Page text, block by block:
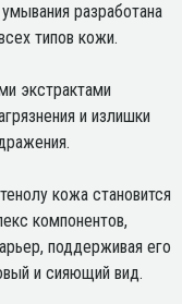
разработана
типов кожи.
экстрактами
и излишки
кожа становится
компонентов,
поддерживая его
и сияющий вид.